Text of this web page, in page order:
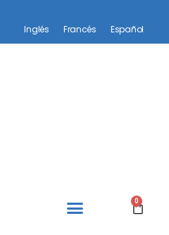
Inglés Francés Español
0